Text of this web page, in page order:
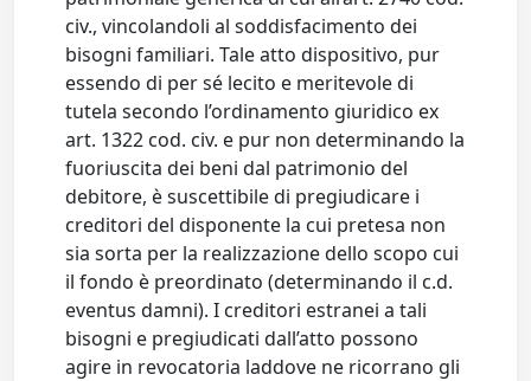
civ., vincolandoli al soddisfacimento dei
bisogni familiari. Tale atto dispositivo, pur
essendo di per sé lecito e meritevole di
tutela secondo l’ordinamento giuridico ex
art. 1322 cod. civ. e pur non determinando la
fuoriuscita dei beni dal patrimonio del
debitore, è suscettibile di pregiudicare i
creditori del disponente la cui pretesa non
sia sorta per la realizzazione dello scopo cui
il fondo è preordinato (determinando il c.d.
eventus damni). I creditori estranei a tali
bisogni e pregiudicati dall’atto possono
agire in revocatoria laddove ne ricorrano gli